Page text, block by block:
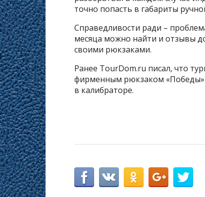
точно попасть в габариты
Справедливости ради –
месяца можно найти и отзывы
своими рюкзаками.
Ранее TourDom.ru писал, что
фирменным рюкзаком «Победы»
в калибраторе.